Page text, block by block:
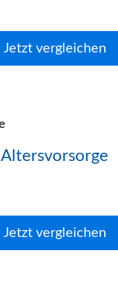
Jetzt ver­gleichen
Alters­vorsorge
Jetzt ver­gleichen